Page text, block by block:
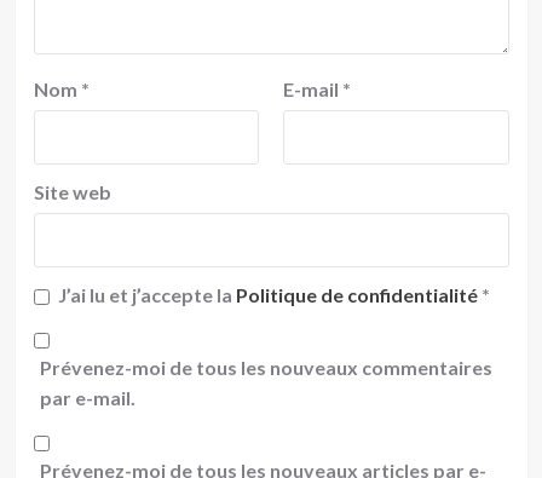
Nom * E-mail *
Site web
J’ai lu et j’accepte la Politique de confidentialité *
Prévenez-moi de tous les nouveaux commentaires
par e-mail.
Prévenez-moi de tous les nouveaux articles par e-